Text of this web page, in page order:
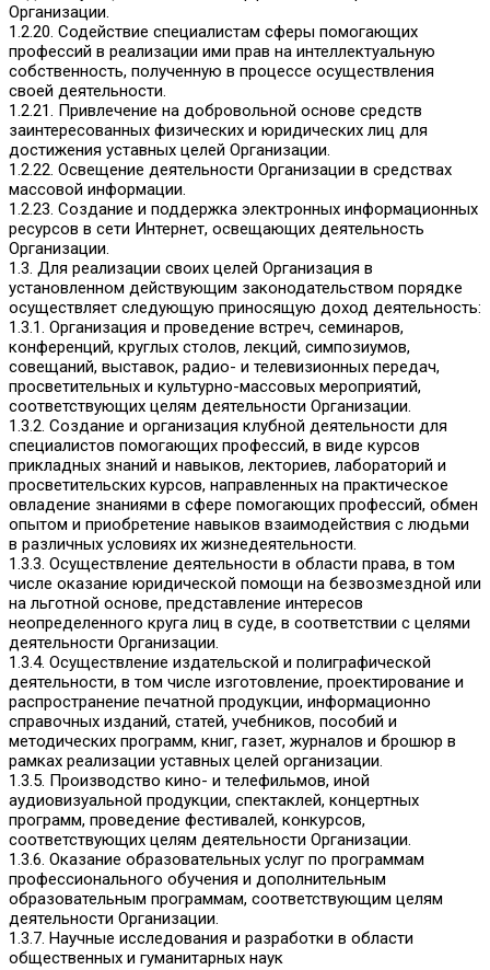
Организации.
1.2.20. Содействие специалистам сферы помогающих
профессий в реализации ими прав на интеллектуальную
собственность, полученную в процессе осуществления
своей деятельности.
1.2.21. Привлечение на добровольной основе средств
заинтересованных физических и юридических лиц для
достижения уставных целей Организации.
1.2.22. Освещение деятельности Организации в средствах
массовой информации.
1.2.23. Создание и поддержка электронных информационных
ресурсов в сети Интернет, освещающих деятельность
Организации.
1.3. Для реализации своих целей Организация в
установленном действующим законодательством порядке
осуществляет следующую приносящую доход деятельность:
1.3.1. Организация и проведение встреч, семинаров,
конференций, круглых столов, лекций, симпозиумов,
совещаний, выставок, радио- и телевизионных передач,
просветительных и культурно-массовых мероприятий,
соответствующих целям деятельности Организации.
1.3.2. Создание и организация клубной деятельности для
специалистов помогающих профессий, в виде курсов
прикладных знаний и навыков, лекториев, лабораторий и
просветительских курсов, направленных на практическое
овладение знаниями в сфере помогающих профессий, обмен
опытом и приобретение навыков взаимодействия с людьми
в различных условиях их жизнедеятельности.
1.3.3. Осуществление деятельности в области права, в том
числе оказание юридической помощи на безвозмездной или
на льготной основе, представление интересов
неопределенного круга лиц в суде, в соответствии с целями
деятельности Организации.
1.3.4. Осуществление издательской и полиграфической
деятельности, в том числе изготовление, проектирование и
распространение печатной продукции, информационно
справочных изданий, статей, учебников, пособий и
методических программ, книг, газет, журналов и брошюр в
рамках реализации уставных целей организации.
1.3.5. Производство кино- и телефильмов, иной
аудиовизуальной продукции, спектаклей, концертных
программ, проведение фестивалей, конкурсов,
соответствующих целям деятельности Организации.
1.3.6. Оказание образовательных услуг по программам
профессионального обучения и дополнительным
образовательным программам, соответствующим целям
деятельности Организации.
1.3.7. Научные исследования и разработки в области
общественных и гуманитарных наук